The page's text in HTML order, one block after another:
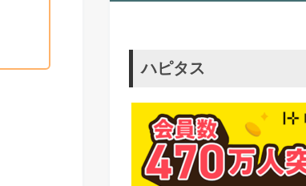
ハピタス